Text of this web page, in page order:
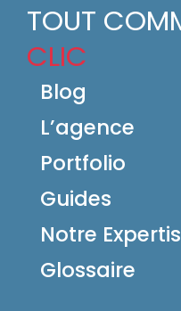
TOUT
CLIC
Blog
L’agence
Portfolio
Guides
Notre
Glossaire